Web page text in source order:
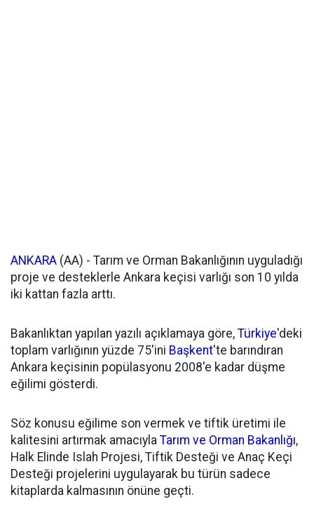
ANKARA (AA) - Tarım ve Orman Bakanlığının uyguladığı
proje ve desteklerle Ankara keçisi varlığı son 10 yılda
iki kattan fazla arttı.
Bakanlıktan yapılan yazılı açıklamaya göre, Türkiye'deki
toplam varlığının yüzde 75'ini Başkent'te barındıran
Ankara keçisinin popülasyonu 2008'e kadar düşme
eğilimi gösterdi.
Söz konusu eğilime son vermek ve tiftik üretimi ile
kalitesini artırmak amacıyla Tarım ve Orman Bakanlığı,
Halk Elinde Islah Projesi, Tiftik Desteği ve Anaç Keçi
Desteği projelerini uygulayarak bu türün sadece
kitaplarda kalmasının önüne geçti.